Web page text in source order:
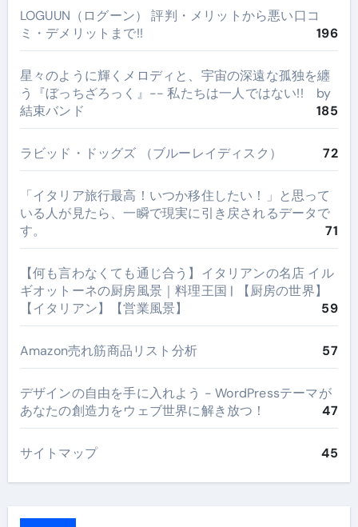
LOGUUN（ログーン） 評判・メリットから悪い口コ
ミ・デメリットまで!!
196
星々のように輝くメロディと、宇宙の深遠な孤独を纏
う『ぼっちざろっく』-- 私たちは一人ではない!! by
結束バンド
185
ラビッド・ドッグズ （ブルーレイディスク） 72
​「イタリア旅行最高！いつか移住したい！」と思って
いる人が見たら、一瞬で現実に引き戻されるデータで
す。
71
【何も言わなくても通じ合う】イタリアンの名店 イル
ギオットーネの厨房風景｜料理王国 | 【厨房の世界】
【イタリアン】【営業風景】
59
Amazon売れ筋商品リスト分析 57
デザインの自由を手に入れよう - WordPressテーマが
あなたの創造力をウェブ世界に解き放つ！
47
サイトマップ 45